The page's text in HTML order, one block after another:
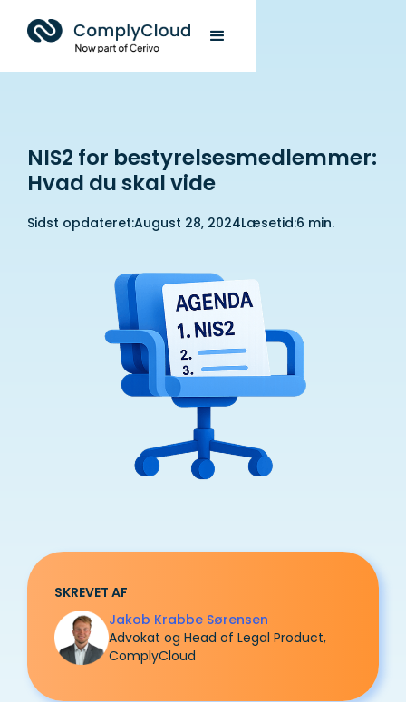
NIS2 for bestyrelsesmedlemmer:
Hvad du skal vide
Sidst opdateret:August 28, 2024Læsetid:6 min.
SKREVET AF
Jakob Krabbe Sørensen
Advokat og Head of Legal Product,
ComplyCloud